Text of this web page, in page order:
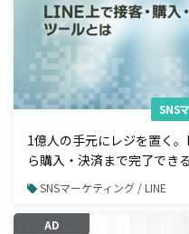
SNS
1億人の手元にレジを置く
ら購入・決済まで完了でき
SNSマーケティング / LINE
AD